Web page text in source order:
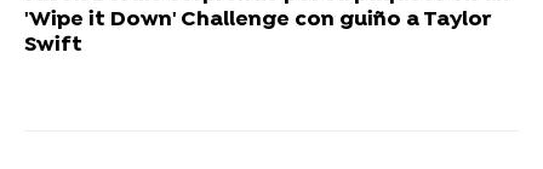
'Wipe it Down' Challenge con guiño a Taylor
Swift